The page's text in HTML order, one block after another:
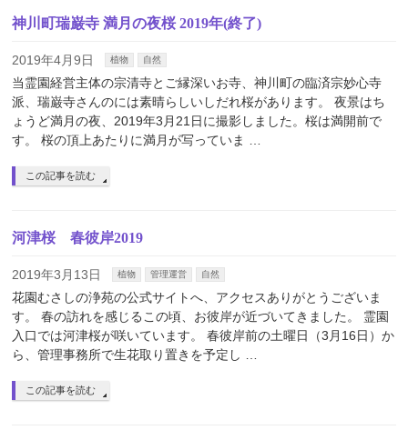
神川町瑞巌寺 満月の夜桜 2019年(終了)
2019年4月9日 植物 自然
当霊園経営主体の宗清寺とご縁深いお寺、神川町の臨済宗妙心寺
派、瑞巌寺さんのには素晴らしいしだれ桜があります。 夜景はち
ょうど満月の夜、2019年3月21日に撮影しました。桜は満開前で
す。 桜の頂上あたりに満月が写っていま …
この記事を読む
河津桜 春彼岸2019
2019年3月13日 植物 管理運営 自然
花園むさしの浄苑の公式サイトへ、アクセスありがとうございま
す。 春の訪れを感じるこの頃、お彼岸が近づいてきました。 霊園
入口では河津桜が咲いています。 春彼岸前の土曜日（3月16日）か
ら、管理事務所で生花取り置きを予定し …
この記事を読む